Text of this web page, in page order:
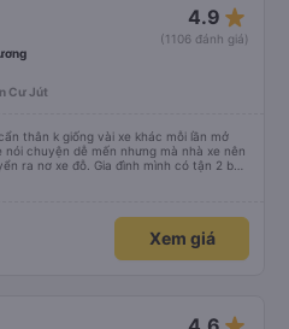
4.9 star_rate
(1106 đánh giá)
Cư Jút
thân k giống vài xe khác mỗi lần mở
chuyện dễ mến nhưng mà nhà xe nên
ra nơ xe đỗ. Gia đình mình có tận 2 bé
xoay vòng vòng đi bộ đến khu đỗ xe thì
Xem giá